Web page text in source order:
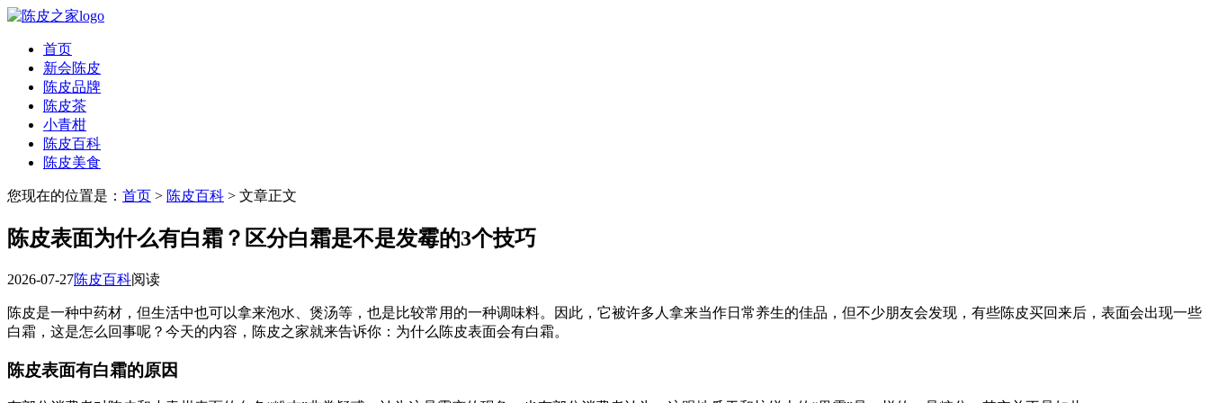
首页
新会陈皮
陈皮品牌
陈皮茶
小青柑
陈皮百科
陈皮美食
您现在的位置是： 首页 > 陈皮百科 > 文章正文
陈皮表面为什么有白霜？区分白霜是不是发霉的3个技巧
2026-07-27陈皮百科阅读
陈皮是一种中药材，但生活中也可以拿来泡水、煲汤等，也是比较常用的一种调味料。因此，它被许多人拿来当作日常养生的佳品，但不少朋友会发现，有些陈皮买回来后，表面会出现一些
白霜，这是怎么回事呢？今天的内容，陈皮之家就来告诉你：为什么陈皮表面会有白霜。
陈皮表面有白霜的原因